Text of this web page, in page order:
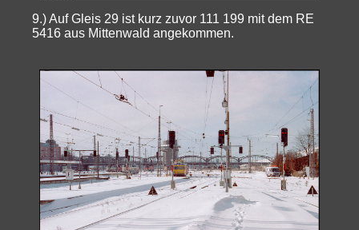
9.) Auf Gleis 29 ist kurz zuvor 111 199 mit dem RE
5416 aus Mittenwald angekommen.